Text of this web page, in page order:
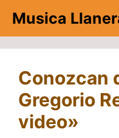
contenido
Musica
Conozcan
Gregorio
video»